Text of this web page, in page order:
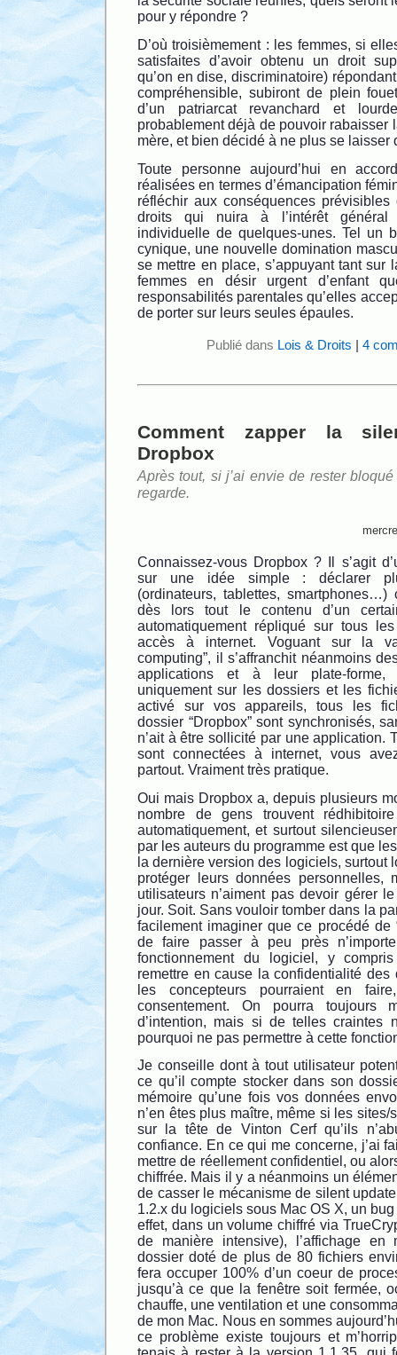
pour y répondre ?
D’où troisièmement : les femmes, si
satisfaites d’avoir obtenu un droit
qu’on en dise, discriminatoire)
compréhensible, subiront de plein
d’un patriarcat revanchard et
probablement déjà de pouvoir rabaisser
mère, et bien décidé à ne plus se laisser
Toute personne aujourd’hui en
réalisées en termes d’émancipation
réfléchir aux conséquences
droits qui nuira à l’intérêt général
individuelle de quelques-unes. Tel un
cynique, une nouvelle domination
se mettre en place, s’appuyant tant sur
femmes en désir urgent d’enfant
responsabilités parentales qu’elles
de porter sur leurs seules épaules.
Publié dans Lois & Droits 4
Comment zapper la
Dropbox
Après tout, si j’ai envie de rester
regarde.
Connaissez-vous Dropbox ? Il s’agit
sur une idée simple : déclarer
(ordinateurs, tablettes, smartphones…)
dès lors tout le contenu d’un
automatiquement répliqué sur tous
accès à internet. Voguant sur la
computing”, il s’affranchit néanmoins
applications et à leur plate-forme,
uniquement sur les dossiers et les
activé sur vos appareils, tous les
dossier “Dropbox” sont synchronisés,
n’ait à être sollicité par une application.
sont connectées à internet, vous
partout. Vraiment très pratique.
Oui mais Dropbox a, depuis plusieurs
nombre de gens trouvent
automatiquement, et surtout
par les auteurs du programme est que
la dernière version des logiciels, surtout
protéger leurs données personnelles,
utilisateurs n’aiment pas devoir gérer
jour. Soit. Sans vouloir tomber dans la
facilement imaginer que ce procédé de
de faire passer à peu près
fonctionnement du logiciel, y
remettre en cause la confidentialité
les concepteurs pourraient en
consentement. On pourra toujours
d’intention, mais si de telles craintes
pourquoi ne pas permettre à cette
Je conseille dont à tout utilisateur
ce qu’il compte stocker dans son
mémoire qu’une fois vos données
n’en êtes plus maître, même si les
sur la tête de Vinton Cerf qu’ils
confiance. En ce qui me concerne, j’ai
mettre de réellement confidentiel, ou
chiffrée. Mais il y a néanmoins un
de casser le mécanisme de silent
1.2.x du logiciels sous Mac OS X, un
effet, dans un volume chiffré via
de manière intensive), l’affichage
dossier doté de plus de 80 fichiers
fera occuper 100% d’un coeur de
jusqu’à ce que la fenêtre soit fermée,
chauffe, une ventilation et une
de mon Mac. Nous en sommes
ce problème existe toujours et